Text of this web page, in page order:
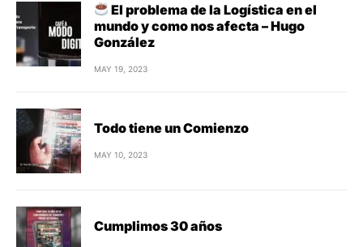
El problema de la Logística en el
mundo y como nos afecta – Hugo
González
MAY 19, 2023
Todo tiene un Comienzo
MAY 10, 2023
Cumplimos 30 años